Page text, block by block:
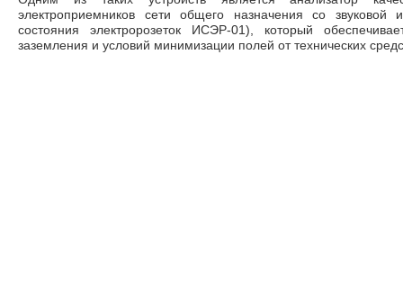
электроприемников сети общего назна­чения со звуковой
состояния электророзеток ИСЭР-01), который
заземления и условий минимизации полей от технических